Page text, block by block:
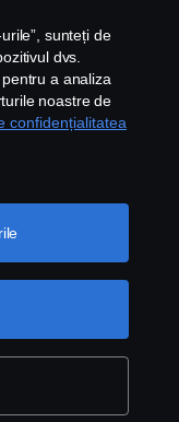
Scania
Tel:
sunteți de
dvs.
a analiza
noastre de
confidențialitatea